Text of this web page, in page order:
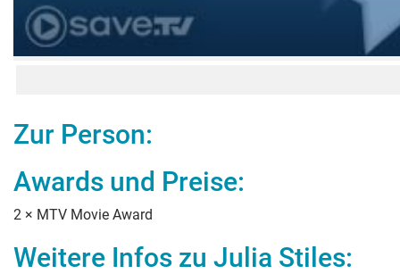
Zur Person:
Awards und Preise:
2 × MTV Movie Award
Weitere Infos zu Julia Stiles: